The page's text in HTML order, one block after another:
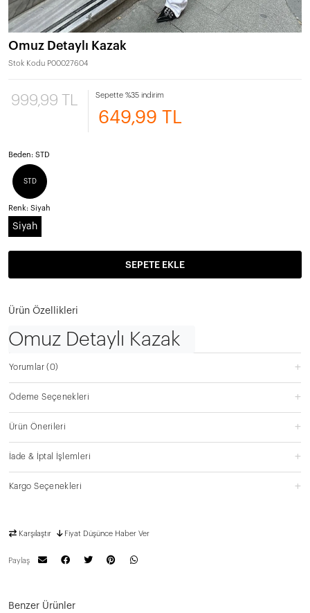
Omuz Detaylı Kazak
Stok Kodu P00027604
999,99 TL Sepette %35 indirim
649,99 TL
Beden: STD
STD
Renk: Siyah
Siyah
SEPETE EKLE
Ürün Özellikleri
Omuz Detaylı Kazak
Yorumlar(0)
Ödeme Seçenekleri
Ürün Önerileri
İade & İptal İşlemleri
Kargo Seçenekleri
Karşılaştır Fiyat Düşünce Haber Ver
Paylaş
Benzer Ürünler